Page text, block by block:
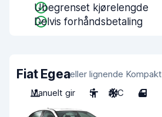
Ubegrenset kjørelengde
Delvis forhåndsbetaling
Fiat Egeaeller lignende Kompakt
Manuelt gir
5 A/C 4